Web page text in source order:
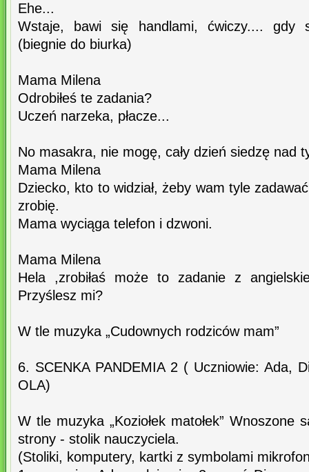
Ehe...
Wstaje, bawi się handlami, ćwiczy.... gdy
(biegnie do biurka)
Mama Milena
Odrobiłeś te zadania?
Uczeń narzeka, płacze...
No masakra, nie mogę, cały dzień siedzę nad
Mama Milena
Dziecko, kto to widział, żeby wam tyle
zrobię.
Mama wyciąga telefon i dzwoni.
Mama Milena
Hela ,zrobiłaś może to zadanie z
Przyślesz mi?
W tle muzyka „Cudownych rodziców mam”
6. SCENKA PANDEMIA 2 ( Uczniowie: Ada,
OLA)
W tle muzyka „Koziołek matołek” Wnoszone
strony - stolik nauczyciela.
(Stoliki, komputery, kartki z symbolami